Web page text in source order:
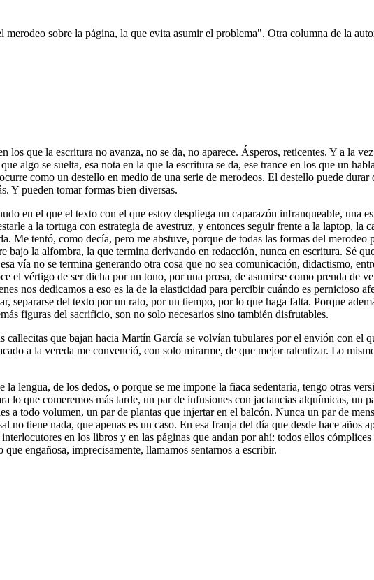
sobre la página, la que evita asumir el problema". Otra columna de la
que la escritura no avanza, no se da, no aparece. Ásperos, reticentes. Y a la
algo se suelta, esa nota en la que la escritura se da, ese trance en los que un
como un destello en medio de una serie de merodeos. El destello puede durar
Y pueden tomar formas bien diversas.
en el que el texto con el que estoy despliega un caparazón infranqueable, una
a la tortuga con estrategia de avestruz, y entonces seguir frente a la laptop, la
Me tentó, como decía, pero me abstuve, porque de todas las formas del
la alfombra, la que termina derivando en redacción, nunca en escritura. Sé
vía no se termina generando otra cosa que no sea comunicación, didactismo,
vértigo de ser dicha por un tono, por una prosa, de asumirse como prenda de
nos dedicamos a eso es la de la elasticidad para percibir cuándo es pernicioso
separarse del texto por un rato, por un tiempo, por lo que haga falta. Porque
figuras del sacrificio, son no solo necesarios sino también disfrutables.
que bajan hacia Martín García se volvían tubulares por el envión con el
a la vereda me convenció, con solo mirarme, de que mejor ralentizar. Lo
lengua, de los dedos, o porque se me impone la fiaca sedentaria, tengo otras
lo que comeremos más tarde, un par de infusiones con jactancias alquímicas, un
a todo volumen, un par de plantas que injertar en el balcón. Nunca un par de
tiene nada, que apenas es un caso. En esa franja del día que desde hace años
en los libros y en las páginas que andan por ahí: todos ellos
engañosa, imprecisamente, llamamos sentarnos a escribir.